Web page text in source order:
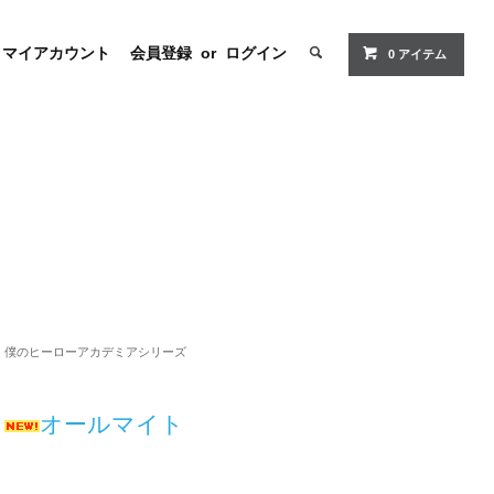
マイアカウント 会員登録 or ログイン 0 アイテム
僕のヒーローアカデミアシリーズ
オールマイト